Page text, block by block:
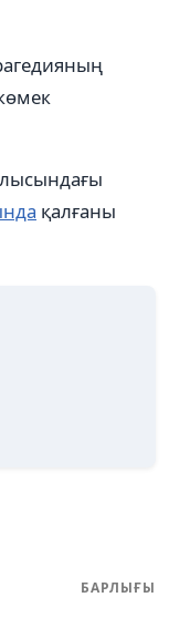
қалғаны
БАРЛЫҒЫ